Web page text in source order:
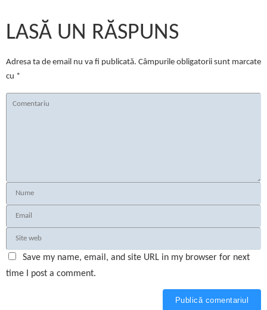
LASĂ UN RĂSPUNS
Adresa ta de email nu va fi publicată. Câmpurile obligatorii sunt marcate
cu *
Save my name, email, and site URL in my browser for next
time I post a comment.